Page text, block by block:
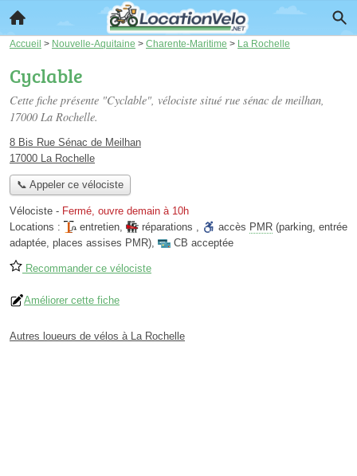
Accueil > Nouvelle-Aquitaine > Charente-Maritime > La Rochelle
Cyclable
Cette fiche présente "Cyclable", vélociste situé rue sénac de meilhan,
17000 La Rochelle.
8 Bis Rue Sénac de Meilhan
17000 La Rochelle
📞 Appeler ce vélociste
Vélociste - Fermé, ouvre demain à 10h
Locations :
entretien, réparations , accès PMR (parking, entrée
adaptée, places assises PMR), CB acceptée
Recommander ce vélociste
Améliorer cette fiche
Autres loueurs de vélos à La Rochelle